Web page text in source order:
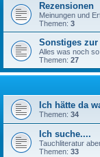
Rezensionen
Meinungen und
Themen: 3
Sonstiges
Alles was noch
Themen: 27
Ich hätte da
Themen: 34
Ich suche....
Tauchliteratur
Themen: 33